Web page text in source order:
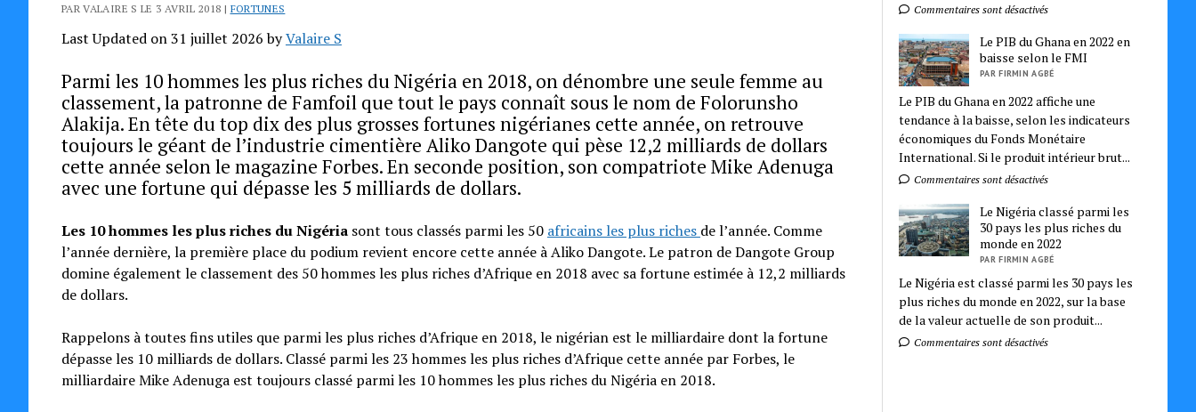
PAR VALAIRE S LE 3 AVRIL 2018 | FORTUNES
Last Updated on 31 juillet 2026 byValaire S
Parmi les 10 hommes les plus riches du Nigéria en 2018, on dénombre une seule femme au
classement, la patronne de Famfoil que tout le pays connaît sous le nom de Folorunsho
Alakija. En tête du top dix des plus grosses fortunes nigérianes cette année, on retrouve
toujours le géant de l’industrie cimentière Aliko Dangote qui pèse 12,2 milliards de dollars
cette année selon le magazine Forbes. En seconde position, son compatriote Mike Adenuga
avec une fortune qui dépasse les 5 milliards de dollars.
Les 10 hommes les plus riches du Nigéria sont tous classés parmi les 50 africains les plus riches de l’année. Comme
l’année dernière, la première place du podium revient encore cette année à Aliko Dangote. Le patron de Dangote Group
domine également le classement des 50 hommes les plus riches d’Afrique en 2018 avec sa fortune estimée à 12,2 milliards
de dollars.
Rappelons à toutes fins utiles que parmi les plus riches d’Afrique en 2018, le nigérian est le milliardaire dont la fortune
dépasse les 10 milliards de dollars. Classé parmi les 23 hommes les plus riches d’Afrique cette année par Forbes, le
milliardaire Mike Adenuga est toujours classé parmi les 10 hommes les plus riches du Nigéria en 2018.
Commentaires sont désactivés
Le PIB du Ghana en 2022 en
baisse selon le FMI
PAR FIRMIN AGBÉ
Le PIB du Ghana en 2022 affiche une
tendance à la baisse, selon les indicateurs
économiques du Fonds Monétaire
International. Si le produit intérieur brut...
Commentaires sont désactivés
Le Nigéria classé parmi les
30 pays les plus riches du
monde en 2022
PAR FIRMIN AGBÉ
Le Nigéria est classé parmi les 30 pays les
plus riches du monde en 2022, sur la base
de la valeur actuelle de son produit...
Commentaires sont désactivés